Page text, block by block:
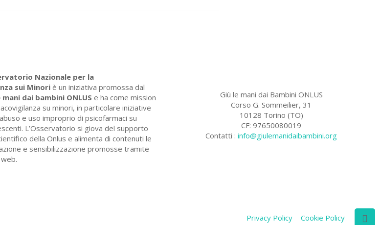
Nazionale per la
sui Minoriè un iniziativa promossa dal
mani dai bambini ONLUS e ha come mission
su minori, in particolare iniziative
e uso improprio di psicofarmaci su
L’Osservatorio si giova del supporto
della Onlus e alimenta di contenuti le
e sensibilizzazione promosse tramite
Giù le mani dai Bambini ONLUS
Corso G. Sommeilier, 31
10128 Torino (TO)
CF: 97650080019
Contatti :info@giulemanidaibambini.org
Privacy Policy Cookie Policy